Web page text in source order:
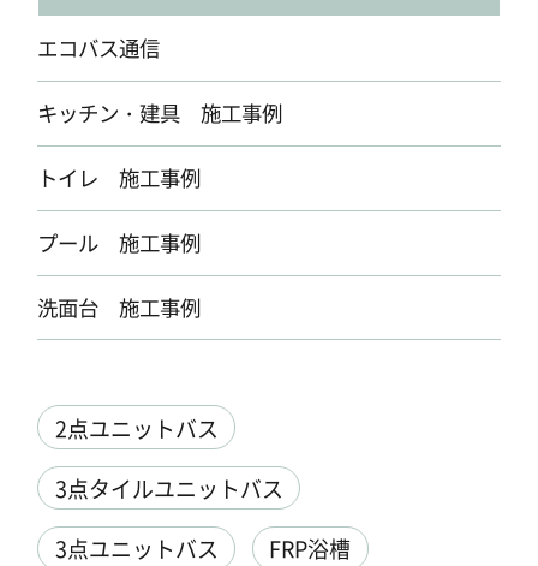
エコバス通信
キッチン・建具 施工事例
トイレ 施工事例
プール 施工事例
洗面台 施工事例
2点ユニットバス
3点タイルユニットバス
3点ユニットバス
FRP浴槽